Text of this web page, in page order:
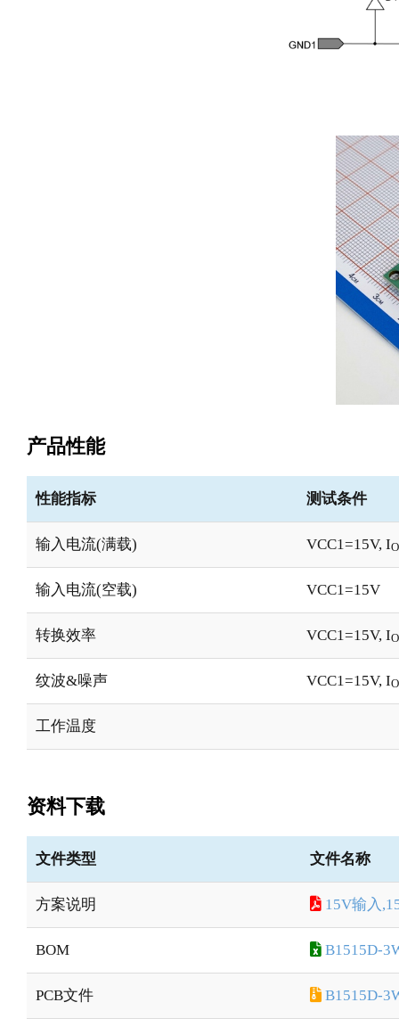
产品性能
性能指标 测试条件
输入电流(满载) VCC1=15V, IO
输入电流(空载) VCC1=15V
转换效率 VCC1=15V, IO
纹波&噪声 VCC1=15V, IO
工作温度
资料下载
文件类型 文件名称
方案说明 15V输入
BOM B1515D-
PCB文件 B1515D-